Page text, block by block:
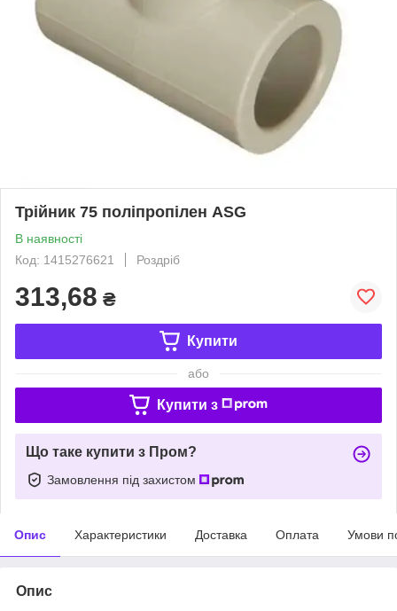
Трійник 75 поліпропілен ASG
В наявності
Код: 1415276621
Роздріб
313,68 ₴
Купити
або
Купити з
Що таке купити з Пром?
Замовлення під захистом
Опис Характеристики Доставка Оплата Умови
Опис